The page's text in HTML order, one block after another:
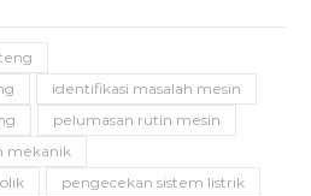
identifikasi masalah mesin
pelumasan rutin mesin
mekanik
pengecekan sistem listrik